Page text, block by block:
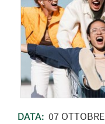
DATA: 07OTTOBRE